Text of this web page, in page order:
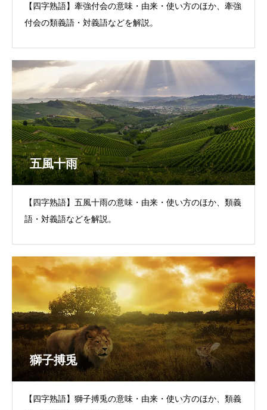
【四字熟語】牽強付会の意味・由来・使い方のほか、牽強
付会の類義語・対義語などを解説。
五風十雨
【四字熟語】五風十雨の意味・由来・使い方のほか、類義
語・対義語などを解説。
獅子搏兎
【四字熟語】獅子搏兎の意味・由来・使い方のほか、類義